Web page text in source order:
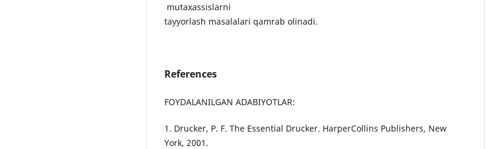
mutaxassislarni
tayyorlash masalalari qamrab olinadi.
References
FOYDALANILGAN ADABIYOTLAR:
1. Drucker, P. F. The Essential Drucker. HarperCollins Publishers, New
York, 2001.